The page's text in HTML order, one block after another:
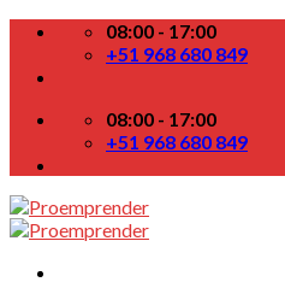
Skip
content
08:00 - 17:00
+51 968 680 849
08:00 - 17:00
+51 968 680 849